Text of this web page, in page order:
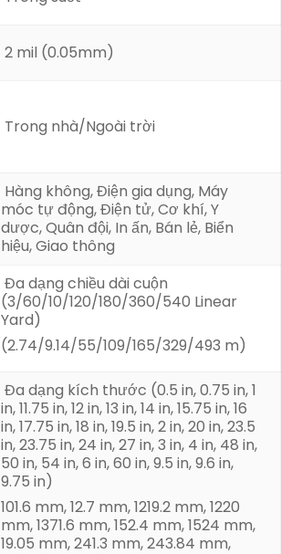
2 mil (0.05mm)
Trong nhà/Ngoài trời
Hàng không, Điện gia dụng, Máy
móc tự động, Điện tử, Cơ khí, Y
dược, Quân đội, In ấn, Bán lẻ, Biển
hiệu, Giao thông
Đa dạng chiều dài cuộn
(3/60/10/120/180/360/540 Linear
Yard)
(2.74/9.14/55/109/165/329/493 m)
Đa dạng kích thước (0.5 in, 0.75 in, 1
in, 11.75 in, 12 in, 13 in, 14 in, 15.75 in, 16
in, 17.75 in, 18 in, 19.5 in, 2 in, 20 in, 23.5
in, 23.75 in, 24 in, 27 in, 3 in, 4 in, 48 in,
50 in, 54 in, 6 in, 60 in, 9.5 in, 9.6 in,
9.75 in)
101.6 mm, 12.7 mm, 1219.2 mm, 1220
mm, 1371.6 mm, 152.4 mm, 1524 mm,
19.05 mm, 241.3 mm, 243.84 mm,